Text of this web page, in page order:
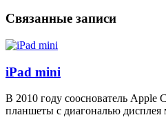
Связанные записи
iPad mini
В 2010 году сооснователь Apple
планшеты с диагональю